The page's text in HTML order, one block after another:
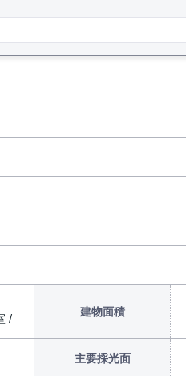
/
建物面積
主要採光面